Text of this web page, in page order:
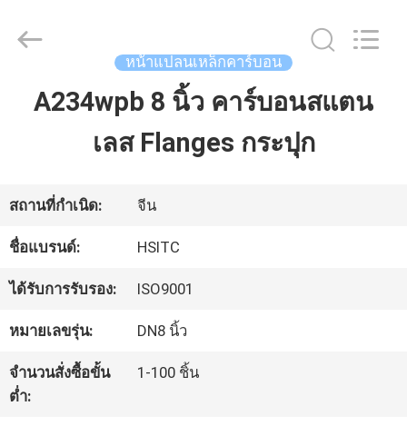
บ้าน
เกี่ยว
กับ
เรา
ทัวร์
Synda
International
หน้าแปลนเหล็กคาร์บอน
A234wpb 8 นิ้ว คาร์บอนสแตน
เลส Flanges กระปุก
สถานที่กำเนิด: จีน
ชื่อแบรนด์: HSITC
ได้รับการรับรอง: ISO9001
หมายเลขรุ่น: DN8 นิ้ว
จำนวนสั่งซื้อขั้น
ต่ำ:
1-100 ชิ้น